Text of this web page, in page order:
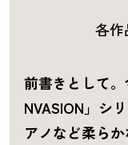
各
前書きと して
NVASION」シ
アノなど柔ら